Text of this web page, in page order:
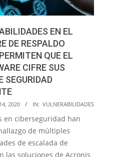
EN EL
DE RESPALDO
QUE EL
CIFRE SUS
SEGURIDAD
2020 IN: VULNERABILIDADES
en ciberseguridad han
de múltiples
de escalada de
las soluciones de Acronis